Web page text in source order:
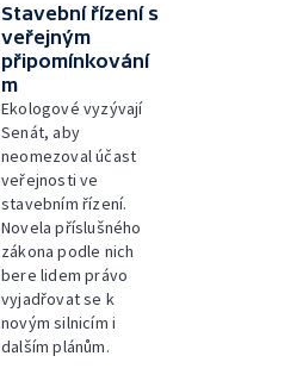
Stavební řízení s
veřejným
připomínkování
m
Ekologové vyzývají
Senát, aby
neomezoval účast
veřejnosti ve
stavebním řízení.
Novela příslušného
zákona podle nich
bere lidem právo
vyjadřovat se k
novým silnicím i
dalším plánům.